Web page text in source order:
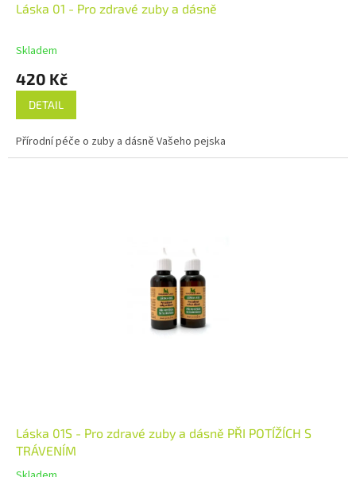
Láska 01 - Pro zdravé zuby a dásně
Skladem
420 Kč
DETAIL
Přírodní péče o zuby a dásně Vašeho pejska
Láska 01S - Pro zdravé zuby a dásně PŘI POTÍŽÍCH S
TRÁVENÍM